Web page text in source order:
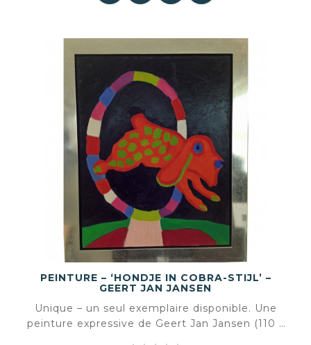
PEINTURE – ‘HONDJE IN COBRA-STIJL’ –
GEERT JAN JANSEN
Unique – un seul exemplaire disponible. Une
peinture expressive de Geert Jan Jansen (110 x